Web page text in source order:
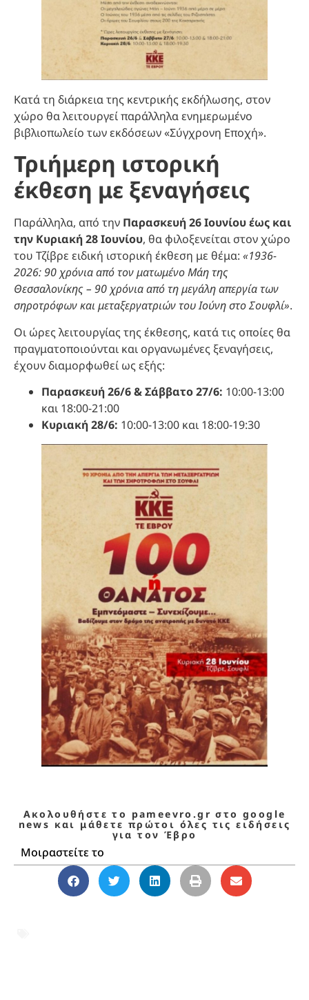
Κατά τη διάρκεια της κεντρικής εκδήλωσης, στον
χώρο θα λειτουργεί παράλληλα ενημερωμένο
βιβλιοπωλείο των εκδόσεων «Σύγχρονη Εποχή».
Τριήμερη ιστορική
έκθεση με ξεναγήσεις
Παράλληλα, από την Παρασκευή 26 Ιουνίου έως και
την Κυριακή 28 Ιουνίου, θα φιλοξενείται στον χώρο
του Τζίβρε ειδική ιστορική έκθεση με θέμα: «1936-
2026: 90 χρόνια από τον ματωμένο Μάη της
Θεσσαλονίκης – 90 χρόνια από τη μεγάλη απεργία των
σηροτρόφων και μεταξεργατριών του Ιούνη στο Σουφλί».
Οι ώρες λειτουργίας της έκθεσης, κατά τις οποίες θα
πραγματοποιούνται και οργανωμένες ξεναγήσεις,
έχουν διαμορφωθεί ως εξής:
Παρασκευή 26/6 & Σάββατο 27/6: 10:00-13:00
και 18:00-21:00
Κυριακή 28/6: 10:00-13:00 και 18:00-19:30
Ακολουθήστε το pameevro.gr στο google
news και μάθετε πρώτοι όλες τις ειδήσεις
για τον Έβρο
Μοιραστείτε το